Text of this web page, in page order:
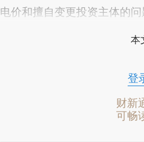
电价和擅自变更投资主体的问
本
登
财新
可畅